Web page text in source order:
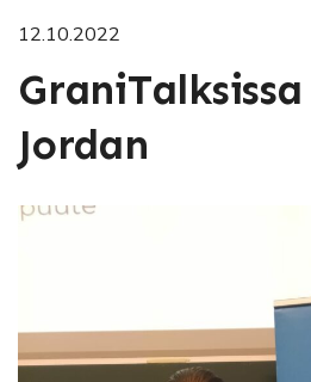
12.10.2022
Jordan